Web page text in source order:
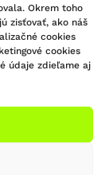
Okrem toho
zisťovať, ako náš
cookies
cookies
údaje zdieľame aj
01
od zmluvy
údajov